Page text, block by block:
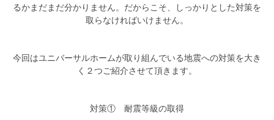
るかまだまだ分かりません。だからこそ、しっかりとした対策を
取らなければいけません。
今回はユニバーサルホームが取り組んでいる地震への対策を大き
く２つご紹介させて頂きます。
対策① 耐震等級の取得